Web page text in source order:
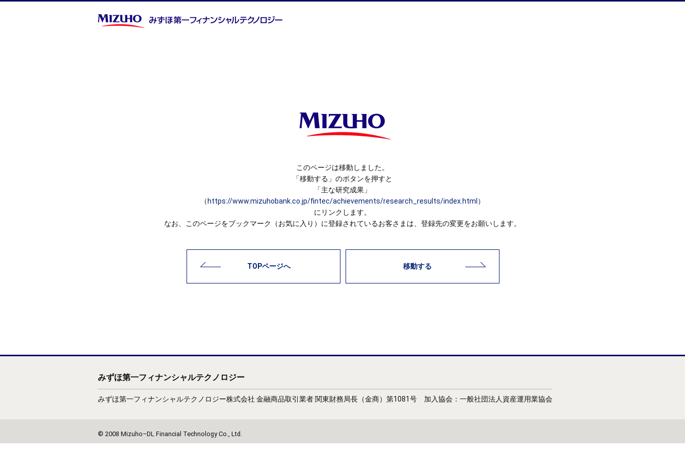
このページは移動しました。
「移動する」のボタンを押すと
「主な研究成果」
（ https://www.mizuhobank.co.jp/fintec/achievements/research_results/index.html ）
にリンクします。
なお、このページをブックマーク（お気に入り）に登録されているお客さまは、登録先の変更をお願いします。
TOPページへ 移動する
みずほ第一フィナンシャルテクノロジー
みずほ第一フィナンシャルテクノロジー株式会社 金融商品取引業者 関東財務局長（金商）第1081号 加入協会：一般社団法人資産運用業協会
© 2008 Mizuho–DL Financial Technology Co., Ltd.